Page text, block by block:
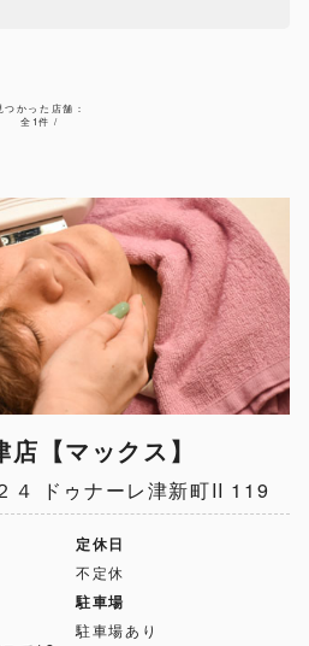
つかった店舗：
全1件 /
【マックス】
４ ドゥナーレ津新町II 119
定休日
不定休
駐車場
駐車場あり